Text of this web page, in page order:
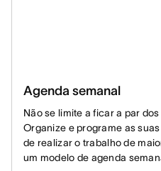
Agenda semanal
Não se limite a ficar a par
Organize e programe as
de realizar o trabalho de
um modelo de agenda